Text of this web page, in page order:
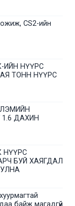
CS2-ийн
ИЙН НҮҮРС
ТОНН НҮҮРС
ДАХИН
НҮҮРС
БУЙ ХАЯГДАЛ